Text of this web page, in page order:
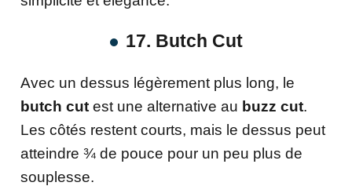
17. Butch Cut
Avec un dessus légèrement plus long, le
butch cut est une alternative au buzz cut.
Les côtés restent courts, mais le dessus peut
atteindre ¾ de pouce pour un peu plus de
souplesse.